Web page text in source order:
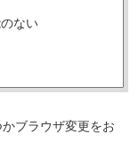
ない
ブラウザ変更をお